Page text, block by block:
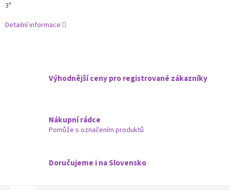
3"
Detailní informace
Výhodnější ceny pro registrované zákazníky
Nákupní rádce
Pomůže s označením produktů
Doručujeme i na Slovensko